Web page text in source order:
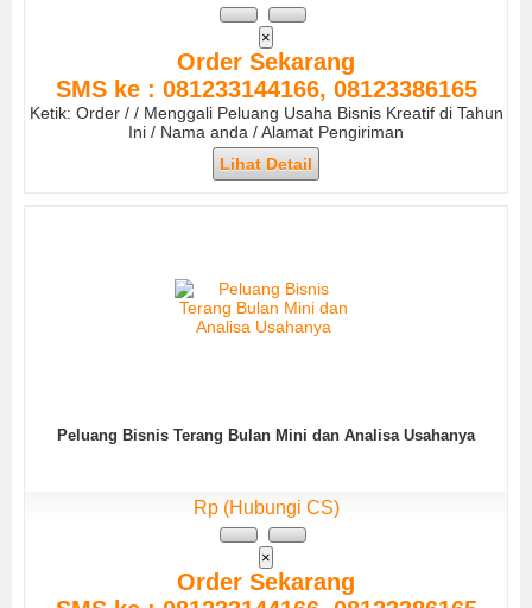
×
Order Sekarang
SMS ke : 081233144166, 08123386165
Ketik: Order / / Menggali Peluang Usaha Bisnis Kreatif di Tahun
Ini / Nama anda / Alamat Pengiriman
Lihat Detail
Peluang Bisnis Terang Bulan Mini dan Analisa Usahanya
Rp (Hubungi CS)
×
Order Sekarang